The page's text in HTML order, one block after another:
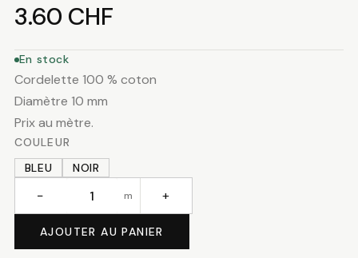
3.60 CHF
En stock
Cordelette 100 % coton
Diamètre 10 mm
Prix au mètre.
COULEUR
BLEU
NOIR
Cordelette
− m +
AJOUTER AU PANIER